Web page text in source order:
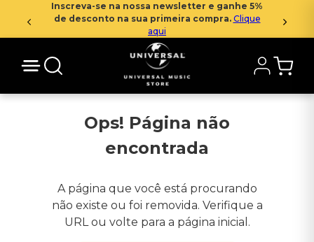
Inscreva-se na nossa newsletter e ganhe 5%
de desconto na sua primeira compra. Clique
aqui
Ops! Página não
encontrada
A página que você está procurando
não existe ou foi removida. Verifique a
URL ou volte para a página inicial.